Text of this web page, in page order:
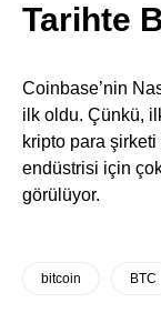
Tarihte
Coinbase’nin
ilk oldu. Çünkü,
kripto para
endüstrisi için
görülüyor.
bitcoin BTC